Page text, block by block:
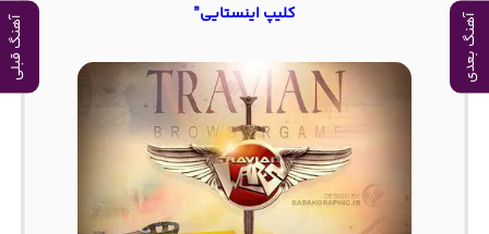
آهنگ بعدی آهنگ قبلی
کلیپ اینستایی”